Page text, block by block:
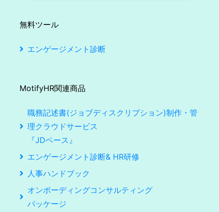
無料ツール
エンゲージメント診断
MotifyHR関連商品
職務記述書(ジョブディスクリプション)制作・管
理クラウドサービス
『JDベース』
エンゲージメント診断& HR研修
人事ハンドブック
オンボーディングコンサルティング
パッケージ